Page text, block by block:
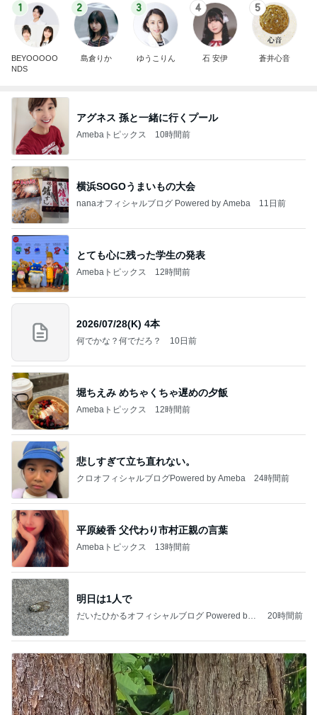
1
BEYOOOOO
NDS
2
島倉りか
3
ゆうこりん
4
石 安伊
5
蒼井心音
アグネス 孫と一緒に行くプール
Amebaトピックス 10時間前
横浜SOGOうまいもの大会
nanaオフィシャルブログ Powered by Ameba 11日前
とても心に残った学生の発表
Amebaトピックス 12時間前
2026/07/28(K) 4本
何でかな？何でだろ？ 10日前
堀ちえみ めちゃくちゃ遅めの夕飯
Amebaトピックス 12時間前
悲しすぎて立ち直れない。
クロオフィシャルブログPowered by Ameba 24時間前
平原綾香 父代わり市村正親の言葉
Amebaトピックス 13時間前
明日は1人で
だいたひかるオフィシャルブログ Powered by
20時間前